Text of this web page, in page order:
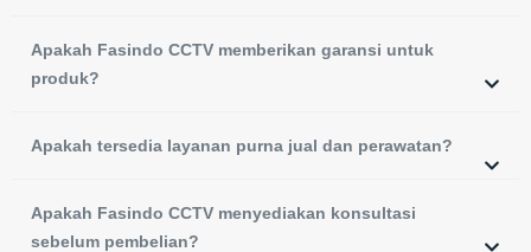
Apakah Fasindo CCTV memberikan garansi untuk
produk?
Apakah tersedia layanan purna jual dan perawatan?
Apakah Fasindo CCTV menyediakan konsultasi
sebelum pembelian?